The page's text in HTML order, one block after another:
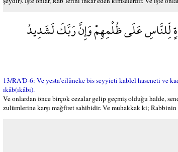
لِّلنَّاسِ عَلَى ظُلْمِهِمْ وَإِنَّ رَبَّكَ لَشَدِيدُ
13/RA'D-6: Ve yesta’cilûneke bis seyyieti kablel haseneti ve
ıkâb(ıkâbi).
Ve onlardan önce birçok cezalar gelip geçmiş olduğu halde,
zulümlerine karşı mağfiret sahibidir. Ve muhakkak ki;